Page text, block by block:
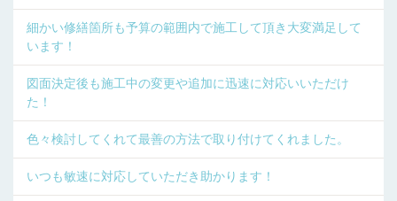
細かい修繕箇所も予算の範囲内で施工して頂き大変満足して
います！
図面決定後も施工中の変更や追加に迅速に対応いいただけ
た！
色々検討してくれて最善の方法で取り付けてくれました。
いつも敏速に対応していただき助かります！